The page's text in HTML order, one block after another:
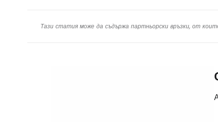
Тази статия може да съдържа партньорски връзки, от